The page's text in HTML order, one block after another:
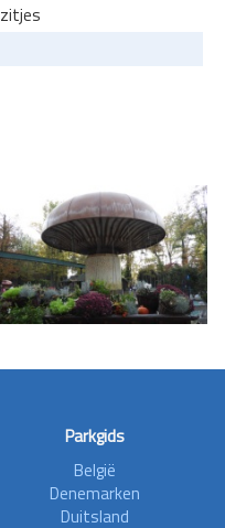
Parkgids
België
Denemarken
Duitsland